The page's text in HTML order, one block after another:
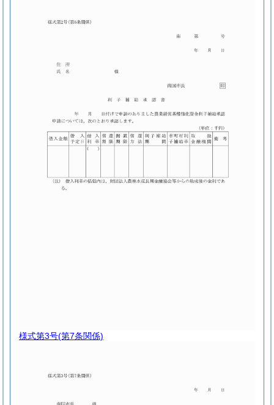
様式第3号(第7条関係)